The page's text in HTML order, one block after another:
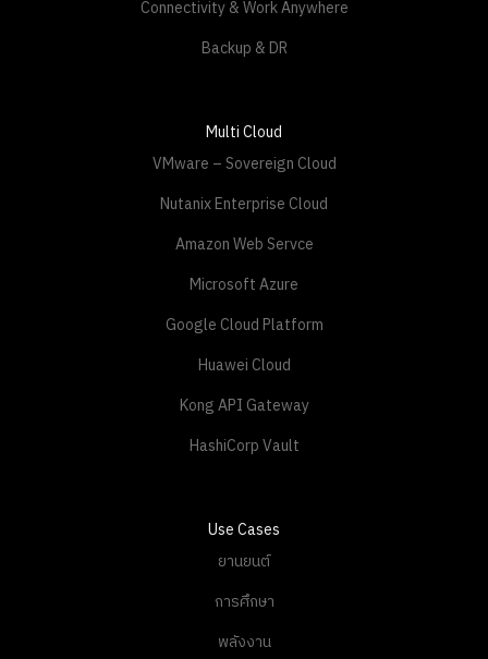
Connectivity & Work Anywhere
Backup & DR
Multi Cloud
VMware – Sovereign Cloud
Nutanix Enterprise Cloud
Amazon Web Servce
Microsoft Azure
Google Cloud Platform
Huawei Cloud
Kong API Gateway
HashiCorp Vault
Use Cases
ยานยนต์
การศึกษา
พลังงาน